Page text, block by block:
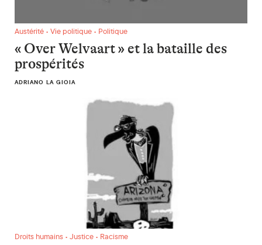
« Over Welvaart » et la bataille des prospérités
Austérité • Vie politique • Politique
« Over Welvaart » et la bataille des
prospérités
ADRIANO LA GIOIA
L’Éclaireuse : Face aux violences policières, Selma
Droits humains • Justice • Racisme